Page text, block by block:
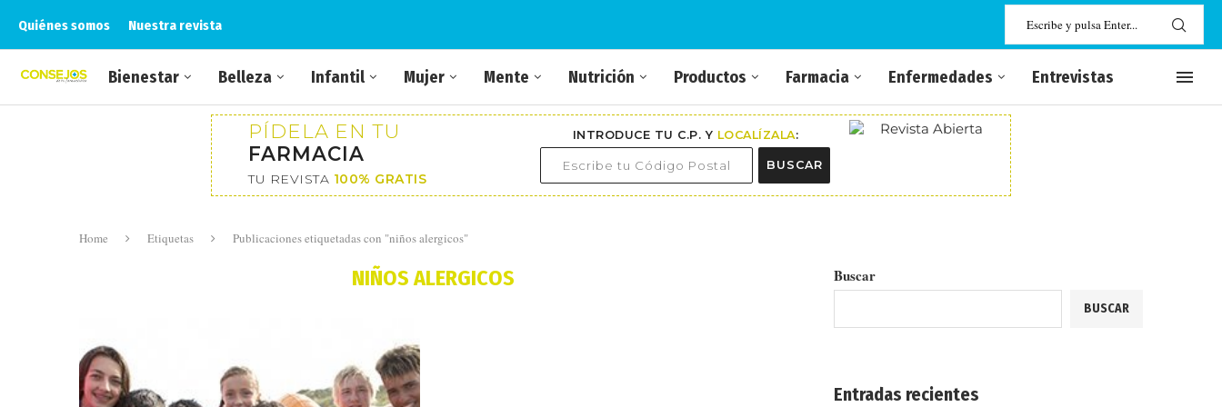
Quiénes somos Nuestra revista
Bienestar Belleza Infantil Mujer Mente Nutrición Productos Farmacia Enfermedades Entrevistas
PÍDELA EN TU
FARMACIA
TU REVISTA 100% GRATIS
INTRODUCE TU C.P. Y LOCALÍZALA:
BUSCAR
Home Etiquetas Publicaciones etiquetadas con "niños alergicos"
NIÑOS ALERGICOS Buscar
BUSCAR
Entradas recientes